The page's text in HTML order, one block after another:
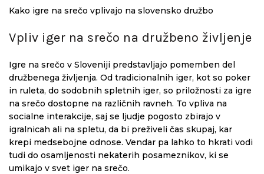
Kako igre na srečo vplivajo na slovensko družbo
Vpliv iger na srečo na družbeno življenje
Igre na srečo v Sloveniji predstavljajo pomemben del
družbenega življenja. Od tradicionalnih iger, kot so poker
in ruleta, do sodobnih spletnih iger, so priložnosti za igre
na srečo dostopne na različnih ravneh. To vpliva na
socialne interakcije, saj se ljudje pogosto zbirajo v
igralnicah ali na spletu, da bi preživeli čas skupaj, kar
krepi medsebojne odnose. Vendar pa lahko to hkrati vodi
tudi do osamljenosti nekaterih posameznikov, ki se
umikajo v svet iger na srečo.